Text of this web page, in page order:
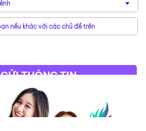
GỬI THÔNG TIN